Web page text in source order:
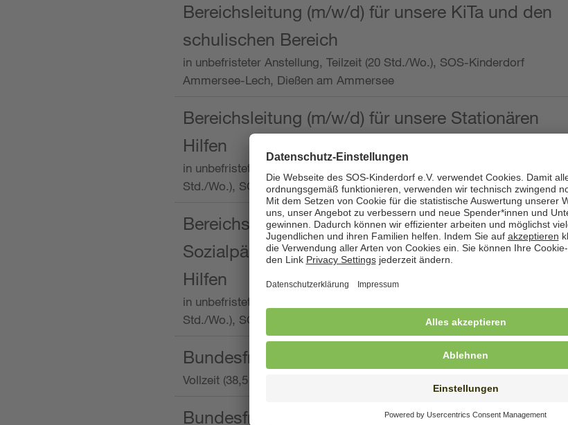
Bereichsleitung (m/w/d) für unsere KiTa und den
schulischen Bereich
in unbefristeter Anstellung, Teilzeit (20 Std./Wo.), SOS-Kinderdorf
Ammersee-Lech, Dießen am Ammersee
Bereichsleitung (m/w/d) für unsere Stationären
Hilfen
in unbefristeter Anstellung, Vollzeit oder Teilzeit (mind. 30 - max. 38,5
Std./Wo.), SOS-Kinderdorf Worpswede,
Bereichsleitung mit der Qualifikation als
Sozialpädagogin (m/w/d) und die Ambulanten
Hilfen
in unbefristeter Anstellung, Vollzeit oder Teilzeit (min. 34 bis max. 38,5
Std./Wo.), SOS-Kinderdorf Oberpfalz, Immenreuth
Bundesfreiwilligendienst
Vollzeit (38,5 Stunden pro Woche), SOS-Kinderdorf Düsseldorf
Bundesfreiwilligendienst